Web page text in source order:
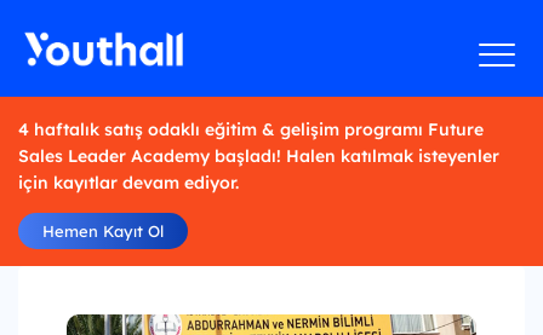
4 haftalık satış odaklı eğitim & gelişim programı Future
Sales Leader Academy başladı! Halen katılmak isteyenler
için kayıtlar devam ediyor.
Hemen Kayıt Ol